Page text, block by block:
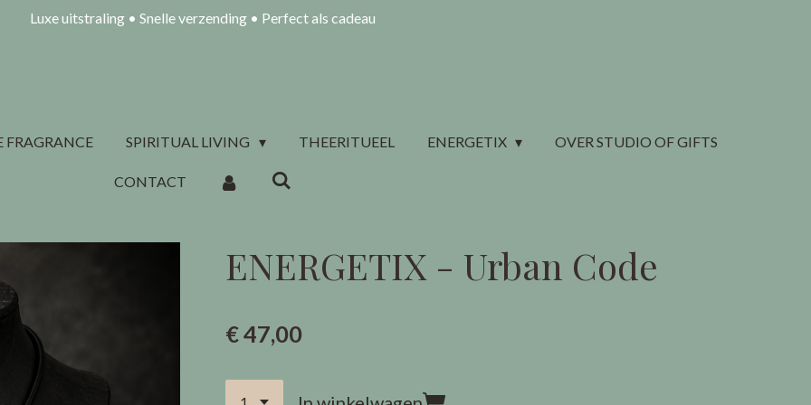
Luxe uitstraling • Snelle verzending • Perfect als cadeau
FRAGRANCE SPIRITUAL LIVING THEERITUEEL ENERGETIX OVER STUDIO OF GIFTS
CONTACT
ENERGETIX - Urban Code
€ 47,00